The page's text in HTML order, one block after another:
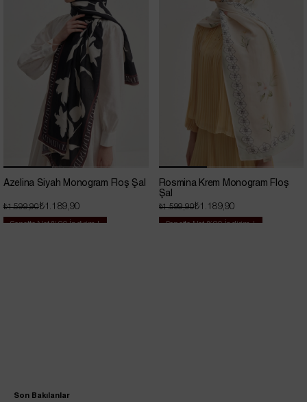
Azelina Siyah Monogram Floş Şal
₺1.189,90
₺1.599,90
Sepette Net %20 İndirim !
Rosmina Krem Monogram Floş
Şal
₺1.189,90
₺1.599,90
Sepette Net %20 İndirim !
Son Bakılanlar